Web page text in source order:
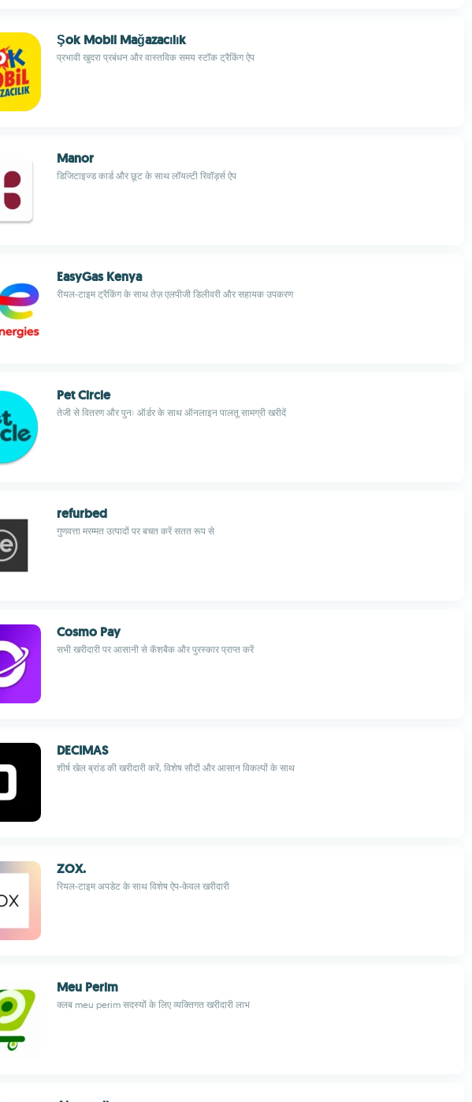
Şok Mobil Mağazacılık
प्रभावी खुदरा प्रबंधन और वास्तविक समय स्टॉक ट्रैकिंग ऐप
Manor
डिजिटाइज्ड कार्ड और छूट के साथ लॉयल्टी रिवॉर्ड्स ऐप
EasyGas Kenya
रीयल-टाइम ट्रैकिंग के साथ तेज़ एलपीजी डिलीवरी और सहायक उपकरण
Pet Circle
तेजी से वितरण और पुनः ऑर्डर के साथ ऑनलाइन पालतू सामग्री खरीदें
refurbed
गुणवत्ता मरम्मत उत्पादों पर बचत करें सतत रूप से
Cosmo Pay
सभी खरीदारी पर आसानी से कॅशबैक और पुरस्कार प्राप्त करें
DECIMAS
शीर्ष खेल ब्रांड की खरीदारी करें, विशेष सौदों और आसान विकल्पों के साथ
ZOX.
रियल-टाइम अपडेट के साथ विशेष ऐप-केवल खरीदारी
Meu Perim
क्लब meu perim सदस्यों के लिए व्यक्तिगत खरीदारी लाभ